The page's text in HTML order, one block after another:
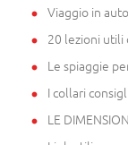
Viaggio in
20 lezioni utili
Le spiaggie
I collari
LE